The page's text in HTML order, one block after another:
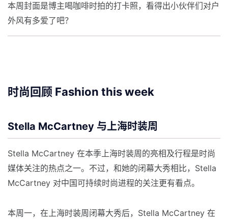
本周封面是博主喝咖啡时拍的打卡照，看得出小伙伴们对户
外风有多爱了吧？
时尚回顾 Fashion this week
Stella McCartney 与上海时装周
Stella McCartney 在本季上海时装周的亮相及行程是时尚
媒体关注的热点之一。不过，和她的闭幕大秀相比，Stella
McCartney 对中国可持续时尚进程的关注更有看点。
本周一，在上海时装周闭幕大秀后，Stella McCartney 在